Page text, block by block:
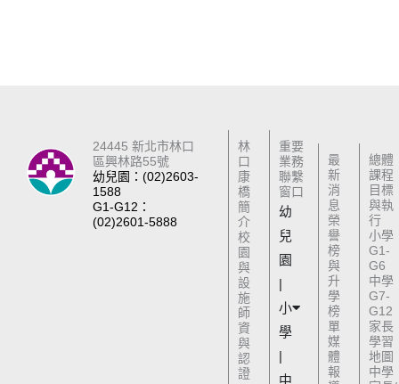
24445 新北市林口
區興林路55號
幼兒園：(02)2603-
1588
G1-G12：
(02)2601-5888
林
口
康
橋
簡
介
校
園
與
設
施
師
資
與
認
證
重要
業務
聯繫
窗口
幼
兒
園
|
小
學
|
中
最
新
消
息
榮
譽
榜
與
升
學
榜
單
媒
體
報
總體
課程
目標
與執
行
小學
G1-
G6
中學
G7-
G12
家長
學習
地圖
中學